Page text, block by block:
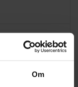
Om